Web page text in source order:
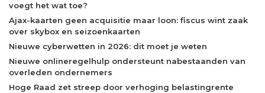
voegt het wat toe?
Ajax-kaarten geen acquisitie maar loon: fiscus wint zaak
over skybox en seizoenkaarten
Nieuwe cyberwetten in 2026: dit moet je weten
Nieuwe onlineregelhulp ondersteunt nabestaanden van
overleden ondernemers
Hoge Raad zet streep door verhoging belastingrente